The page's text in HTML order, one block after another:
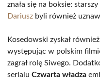
znała się na boksie:
Dariusz byli również
Kosedowski zyskał
występując w polskim
zagrał rolę Siwego.
serialu Czwarta władza